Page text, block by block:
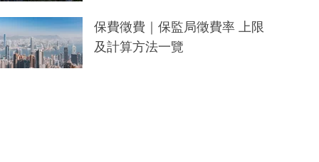
保費徵費｜保監局徵費率 上限
及計算方法一覽